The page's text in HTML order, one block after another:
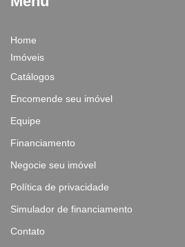
Home
Imóveis
Catálogos
Encomende seu imóvel
Equipe
Financiamento
Negocie seu imóvel
Política de privacidade
Simulador de financiamento
Contato